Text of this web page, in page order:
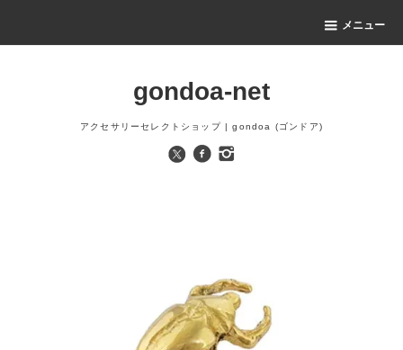
メニュー
gondoa-net
アクセサリーセレクトショップ | gondoa (ゴンドア)